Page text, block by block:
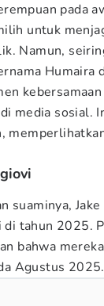
pada
untuk
Namun,
Humaira
media sosial.
suaminya,
tahun 2025.
bahwa
Agustus 2025.